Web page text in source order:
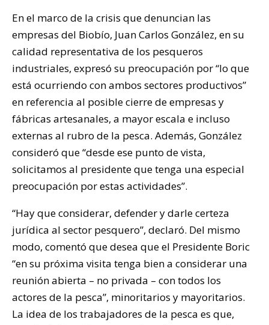
En el marco de la crisis que denuncian las
empresas del Biobío, Juan Carlos González, en su
calidad representativa de los pesqueros
industriales, expresó su preocupación por “lo que
está ocurriendo con ambos sectores productivos”
en referencia al posible cierre de empresas y
fábricas artesanales, a mayor escala e incluso
externas al rubro de la pesca. Además, González
consideró que “desde ese punto de vista,
solicitamos al presidente que tenga una especial
preocupación por estas actividades”.
“Hay que considerar, defender y darle certeza
jurídica al sector pesquero”, declaró. Del mismo
modo, comentó que desea que el Presidente Boric
“en su próxima visita tenga bien a considerar una
reunión abierta – no privada – con todos los
actores de la pesca”, minoritarios y mayoritarios.
La idea de los trabajadores de la pesca es que,